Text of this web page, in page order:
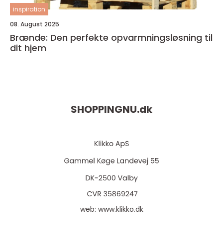
inspiration
08. August 2025
Brænde: Den perfekte opvarmningsløsning til
dit hjem
SHOPPINGNU.dk
web: www.klikko.dk